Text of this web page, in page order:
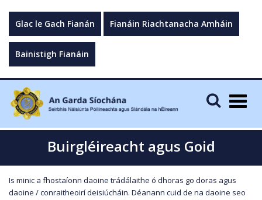
Glac le Gach Fianán Fianáin Riachtanacha Amháin
Bainistigh Fianáin
Buirgléireacht agus Goid
Is minic a fhostaíonn daoine trádálaithe ó dhoras go doras agus
daoine / conraitheoirí deisiúcháin. Déanann cuid de na daoine seo